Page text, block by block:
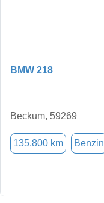
BMW 218
Beckum, 59269
135.800 km Benzin